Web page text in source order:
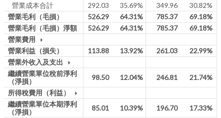
營業成本合計 292.03 35.69% 349.96
30.82%
營業毛利（毛損）
526.29 64.31% 785.37
69.18%
營業毛利（毛損）淨額
526.29 64.31% 785.37
69.18%
營業費用
arrow_drop_down
營業利益（損失） 113.88 13.92% 261.03
22.99%
營業外收入及支出
arrow_drop_down
繼續營業單位稅前淨利
（淨損）
98.50 12.04% 246.81
21.74%
所得稅費用（利益）
arrow_drop_down
繼續營業單位本期淨利
（淨損）
85.01 10.39% 196.70
17.33%